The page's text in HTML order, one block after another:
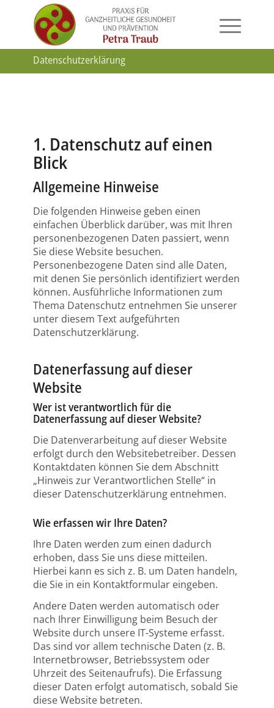
Datenschutzerklärung
1. Datenschutz auf einen
Blick
Allgemeine Hinweise
Die folgenden Hinweise geben einen
einfachen Überblick darüber, was mit Ihren
personenbezogenen Daten passiert, wenn
Sie diese Website besuchen.
Personenbezogene Daten sind alle Daten,
mit denen Sie persönlich identifiziert werden
können. Ausführliche Informationen zum
Thema Datenschutz entnehmen Sie unserer
unter diesem Text aufgeführten
Datenschutzerklärung.
Datenerfassung auf dieser
Website
Wer ist verantwortlich für die
Datenerfassung auf dieser Website?
Die Datenverarbeitung auf dieser Website
erfolgt durch den Websitebetreiber. Dessen
Kontaktdaten können Sie dem Abschnitt
„Hinweis zur Verantwortlichen Stelle“ in
dieser Datenschutzerklärung entnehmen.
Wie erfassen wir Ihre Daten?
Ihre Daten werden zum einen dadurch
erhoben, dass Sie uns diese mitteilen.
Hierbei kann es sich z. B. um Daten handeln,
die Sie in ein Kontaktformular eingeben.
Andere Daten werden automatisch oder
nach Ihrer Einwilligung beim Besuch der
Website durch unsere IT-Systeme erfasst.
Das sind vor allem technische Daten (z. B.
Internetbrowser, Betriebssystem oder
Uhrzeit des Seitenaufrufs). Die Erfassung
dieser Daten erfolgt automatisch, sobald Sie
diese Website betreten.